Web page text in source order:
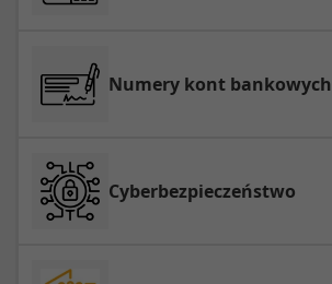
Numery kont bankowych
Cyberbezpieczeństwo